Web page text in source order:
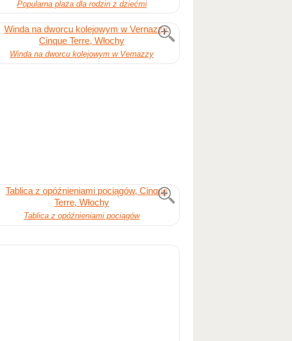
Popularna plaża dla rodzin z dziećmi
Winda na dworcu kolejowym w Vernazzy
Tablica z opóźnieniami pociągów